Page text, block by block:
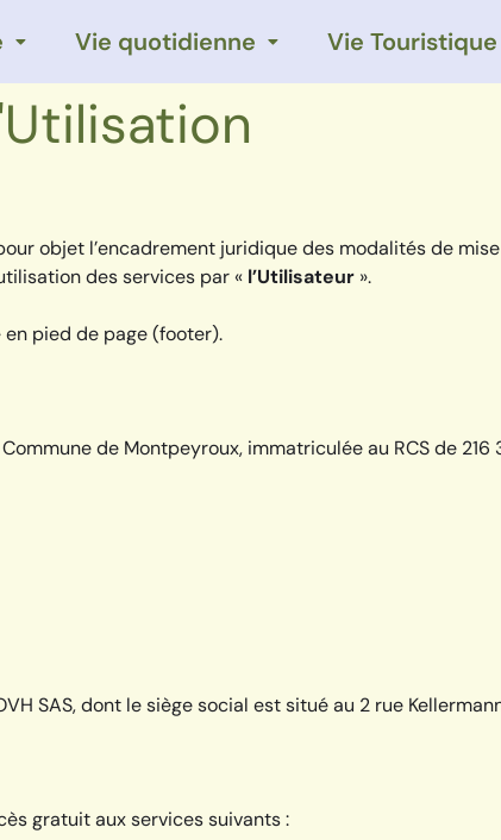
Vie quotidienne Vie Touristique
objet l’encadrement juridique des modalités de
des services par « l’Utilisateur ».
en pied de page (footer).
de Montpeyroux, immatriculée au RCS de 216
SAS, dont le siège social est situé au 2 rue
gratuit aux services suivants :